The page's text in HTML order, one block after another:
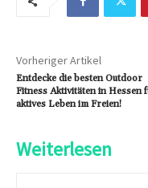
Vorheriger Artikel
Entdecke die besten Outdoor
Fitness Aktivitäten in Hessen
aktives Leben im Freien!
Weiterlesen